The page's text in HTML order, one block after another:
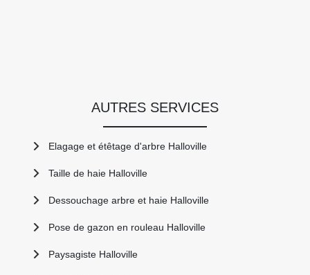
AUTRES SERVICES
Elagage et étêtage d'arbre Halloville
Taille de haie Halloville
Dessouchage arbre et haie Halloville
Pose de gazon en rouleau Halloville
Paysagiste Halloville